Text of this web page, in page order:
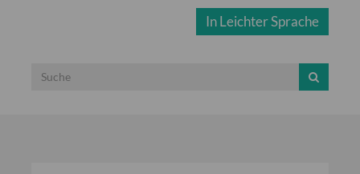
In Leichter Sprache